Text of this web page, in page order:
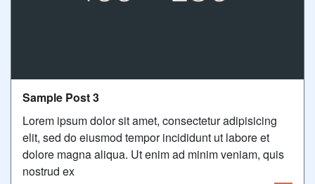
Sample Post 3
Lorem ipsum dolor sit amet, consectetur adipisicing
elit, sed do eiusmod tempor incididunt ut labore et
dolore magna aliqua. Ut enim ad minim veniam, quis
nostrud ex